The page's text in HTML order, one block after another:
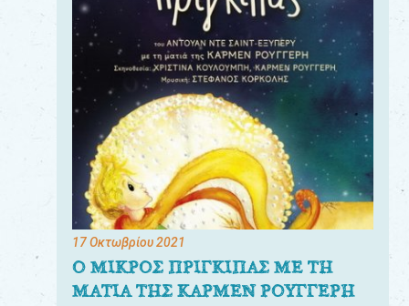
17 Οκτωβρίου 2021
Ο ΜΙΚΡΟΣ ΠΡΙΓΚΙΠΑΣ ΜΕ ΤΗ
ΜΑΤΙΑ ΤΗΣ ΚΑΡΜΕΝ ΡΟΥΓΓΕΡΗ